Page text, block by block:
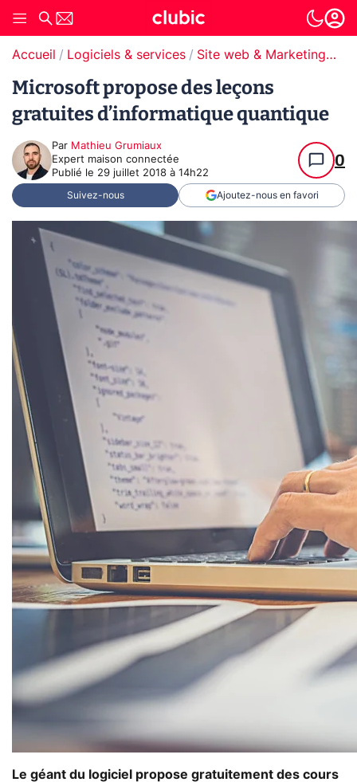
Accueil Logiciels & services Site web & Marketing Digital
Microsoft propose des leçons
gratuites d’informatique quantique
Par Mathieu Grumiaux
Expert maison connectée
Publié le 29 juillet 2018 à 14h22
0
Suivez-nous Ajoutez-nous en favori
Le géant du logiciel propose gratuitement des cours